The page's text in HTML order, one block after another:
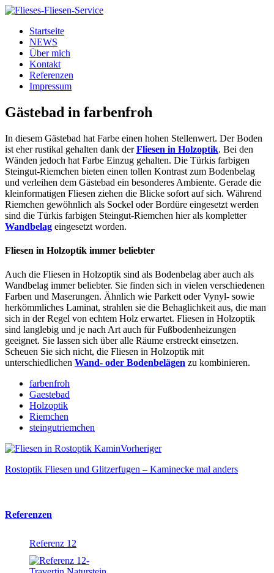
Startseite
NEWS
Über mich
Kontakt
Referenzen
Impressum
Gästebad in farbenfroh
In diesem Gästebad hat Farbe einen hohen Stellenwert. Der Boden
ist eher rustikal gehalten dank derFliesen in Holzoptik. Bei den
Wänden jedoch hat Farbe Einzug gehalten. Die Türkis farbigen
Steingut-Riemchen bieten einen tollen Kontrast zum Bodenbelag
und verleihen dem Gästebad ein besonderes Ambiente. Gerade die
kleinformatigen Fliesen ziehen die Blicke sofort auf sich. Während
Riemchen gewöhnlich als Sockel oder Bordüre eingesetzt werden
sind die Türkis farbigen Steingut-Riemchen hier als kompletter
Wandbelag eingesetzt worden.
Fliesen in Holzoptik immer beliebter
Auch die Fliesen in Holzoptik sind als Bodenbelag aber auch als
Wandbelag immer beliebter. Sie finden sich in vielen verschiedenen
Farben und Maserungen. Ähnlich wie Parkett oder Vynyl- sowie
herkömmliches Laminat, strahlen sie die Behaglichkeit aus, die man
sich in der Regel von echtem Holz erwartet. Fliesen in Holzoptik
sind langlebig und je nach Art auch für Fußbodenheizungen
geeignet. Sie lassen sich über alle Räume erstreckt einsetzen.
Scheuen Sie sich nicht, die Fliesen in Holzoptik mit
unterschiedlichen Wand- oder Bodenbelägen zu kombinieren.
farbenfroh
Gaestebad
Holzoptik
Riemchen
steingutriemchen
Vorheriger
Rostoptik Fliesen und Glitzerfugen – Kaminecke mal anders
Referenzen
Referenz 12